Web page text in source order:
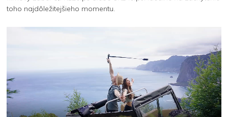
toho najdôležitejšieho momentu.